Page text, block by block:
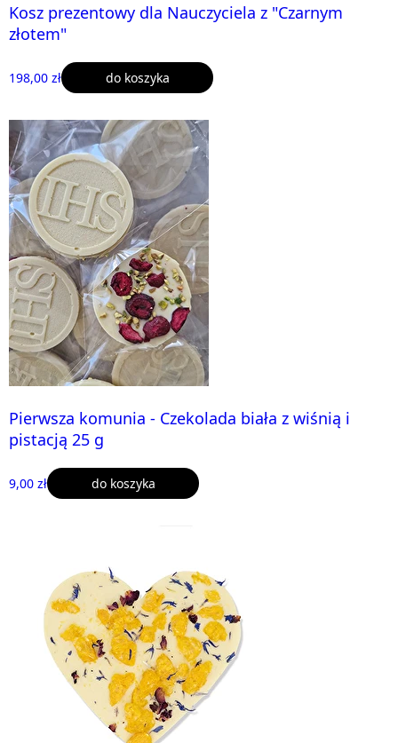
Kosz prezentowy dla Nauczyciela z "Czarnym
złotem"
198,00 zł do koszyka
Pierwsza komunia - Czekolada biała z wiśnią i
pistacją 25 g
9,00 zł do koszyka